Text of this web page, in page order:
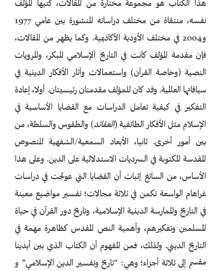
هذا الكتاب هو مجموعة مختارة من المقالات، كتبها المؤلف
نفسه، منتقاة من مختلف دراساته المنشورة بين عامي 1977
و2004 في مختلف الأودية الأكاديمية. وكما يظهر من المقالات،
فإن مقدمة المؤلف كانت في التاريخ الإسلامي المبكر، والمرويات
النصية (وخاصة القرآن) واستعمالات وآثار الأفكار الدينية في
سياقاتها العالمية. وقد كان للمؤلف مقدمتان رئيسيتان. أولا، إعادة
التفكير في كيفية تعامل الدراسات مع القضايا الأساسية في
الإسلام مثل الأفكار الطائفية (العقائد) والطقوس والسلطة، من
بين أمور أخرى. ثانيا، الأبعاد السمعية/الشفهية للنصوص
المقدسة المكتوبة في السرديات الاستدلالية على الدين. وعلى هذا
الأساس، من السائغ إثبات أن القضايا التي عولجت في دراسات
غراهام الواسعة تكمن في ثلاثة مجالات؛ تفسير مواضيع معينة
في التاريخ والممارسة الدينية الإسلامية، وتاريخ دور القرآن في حياة
المسلمين وتفكيرهم، وأهمية النص المقدس كظاهرة مهمة في
التاريخ الديني. ولذلك، فمن المفهوم أن الكتاب الذي بين أيدينا
مقسم إلى ثلاثة أجزاء؛ وهي: “تاريخ وتفسير الدين الإسلامي” و